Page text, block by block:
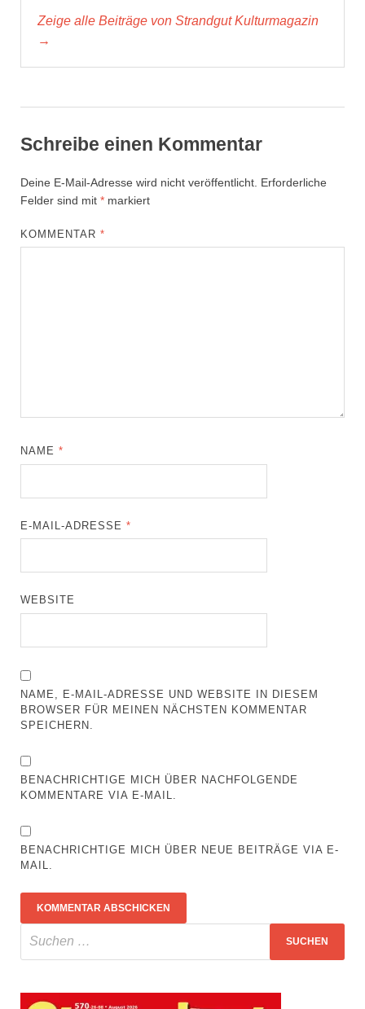
Zeige alle Beiträge von Strandgut Kulturmagazin
→
Schreibe einen Kommentar
Deine E-Mail-Adresse wird nicht veröffentlicht. Erforderliche
Felder sind mit * markiert
KOMMENTAR*
NAME*
E-MAIL-ADRESSE*
WEBSITE
NAME, E-MAIL-ADRESSE UND WEBSITE IN DIESEM
BROWSER FÜR MEINEN NÄCHSTEN KOMMENTAR
SPEICHERN.
BENACHRICHTIGE MICH ÜBER NACHFOLGENDE
KOMMENTARE VIA E-MAIL.
BENACHRICHTIGE MICH ÜBER NEUE BEITRÄGE VIA E-
MAIL.